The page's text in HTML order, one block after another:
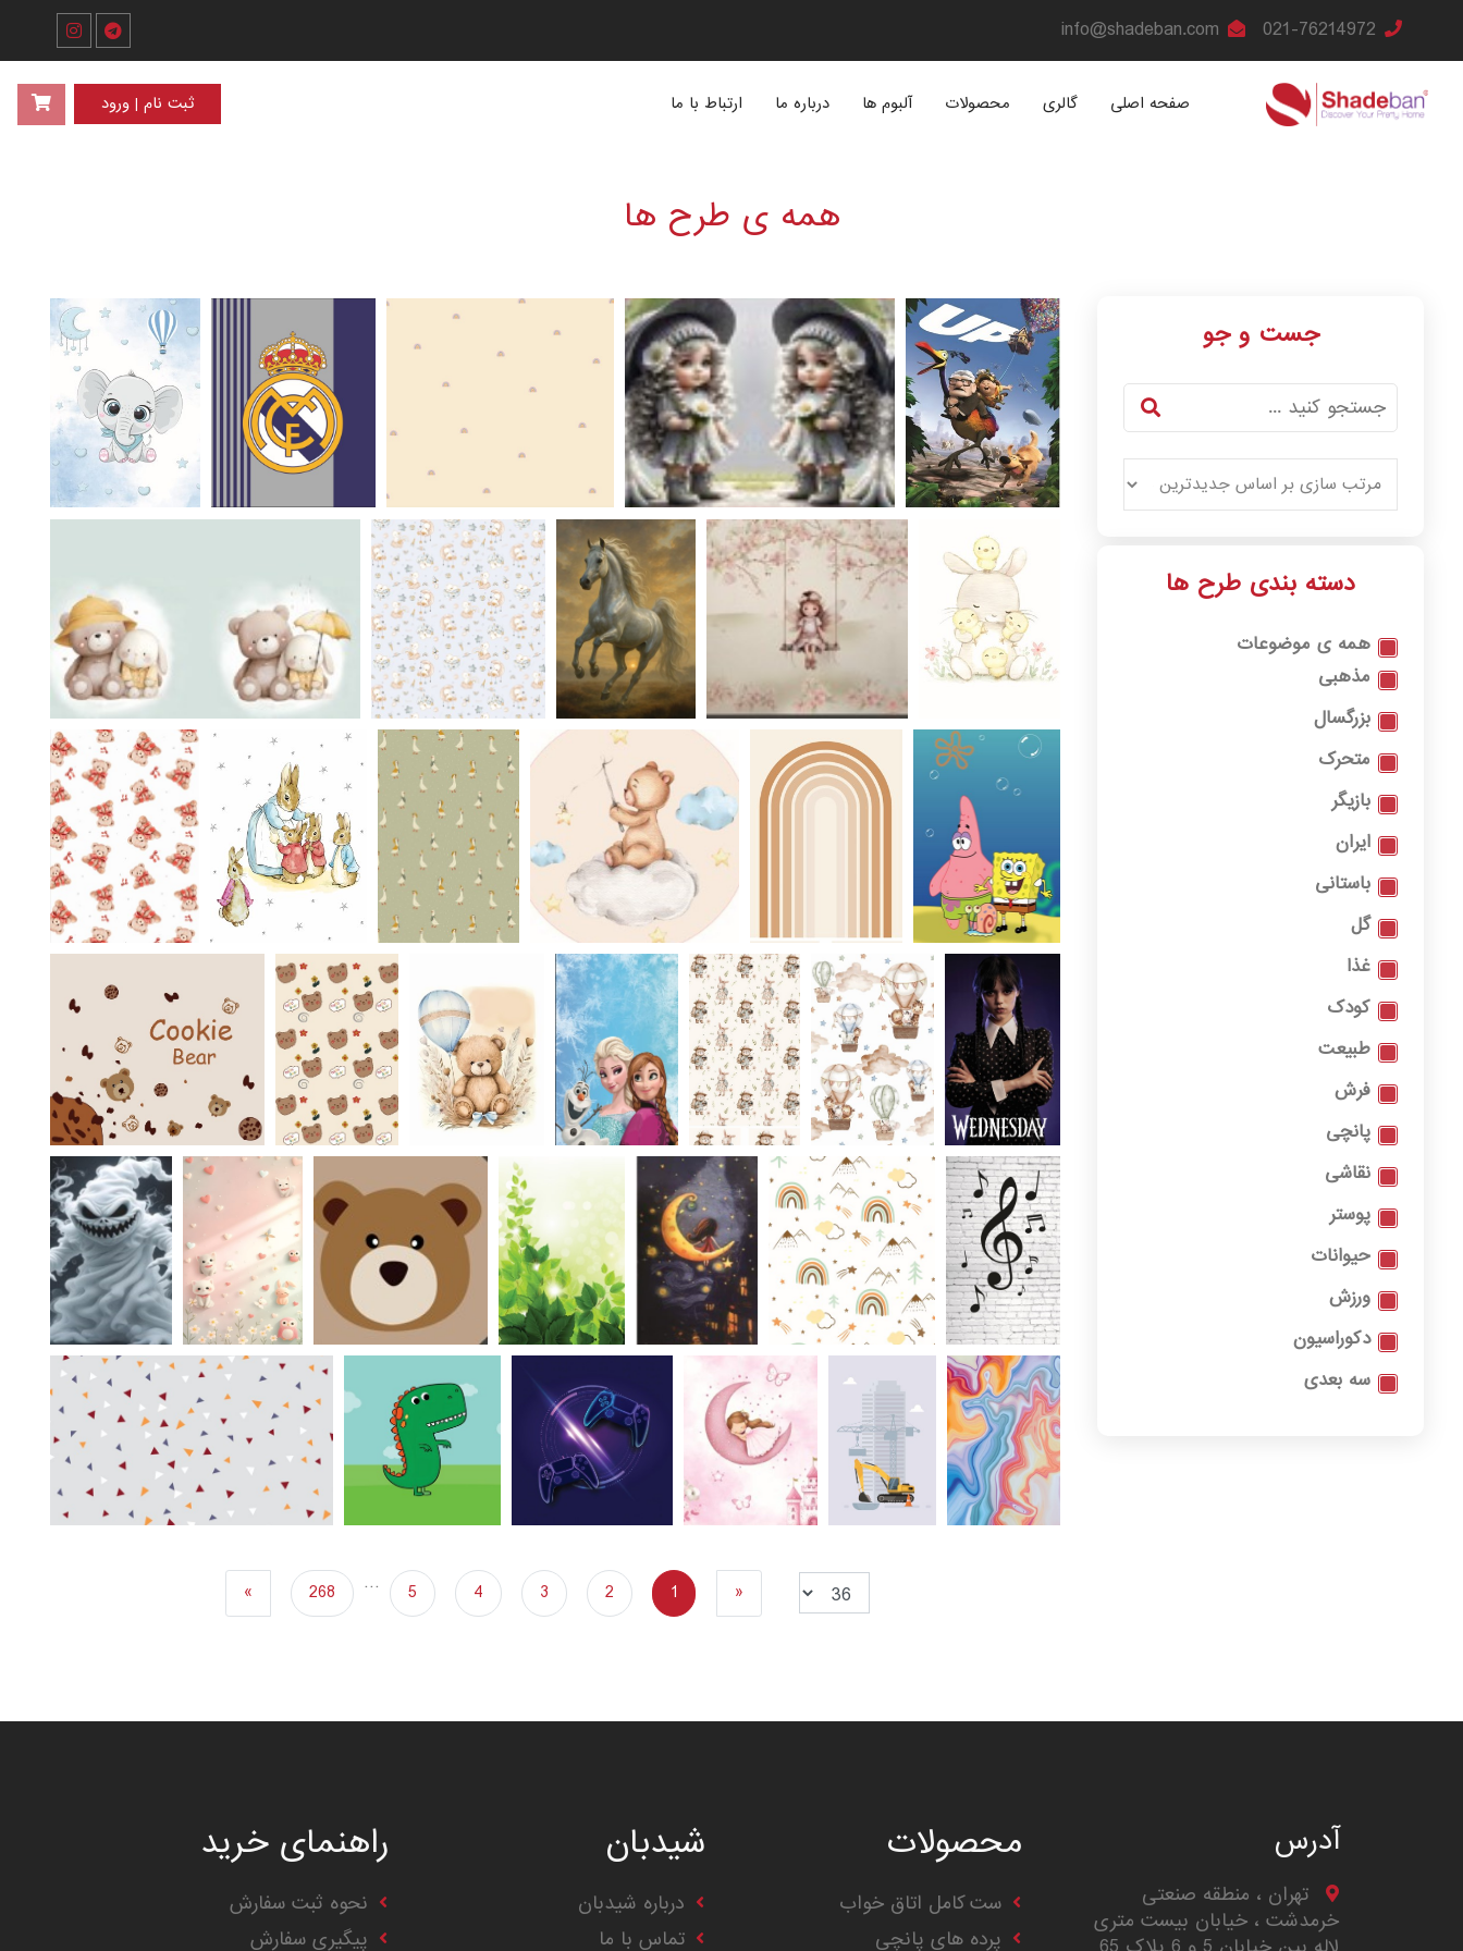
021-76214972
info@shadeban.com
صفحه اصلی گالری محصولات آلبوم ها درباره ما ارتباط با ما ثبت نام | ورود
همه ی طرح ها
جست و جو
دسته بندی طرح ها
همه ی موضوعات
مذهبی
بزرگسال
متحرک
بازیگر
ایران
باستانی
گل
غذا
کودک
طبیعت
فرش
پانچی
نقاشی
پوستر
حیوانات
ورزش
دکوراسیون
سه بعدی
«
1
2
3
4
5
…
268
»
آدرس
تهران ، منطقه صنعتی
خرمدشت ، خیابان بیست متری
محصولات
ست کامل اتاق خواب
پرده های پانچی
شیدبان
درباره شیدبان
تماس با ما
راهنمای خرید
نحوه ثبت سفارش
پیگیری سفارش